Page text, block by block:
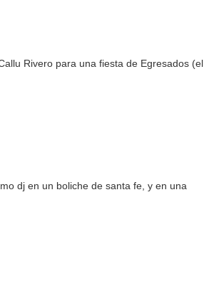
Rivero para una fiesta de Egresados (el
dj en un boliche de santa fe, y en una